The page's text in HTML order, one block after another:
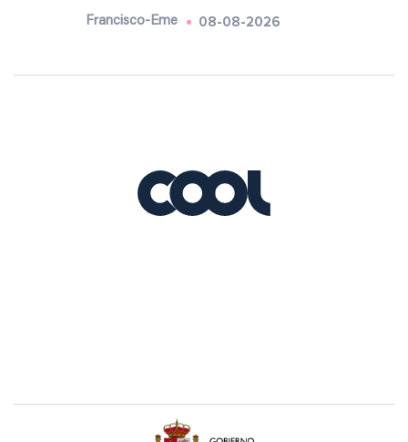
Francisco-Eme 08-08-2026